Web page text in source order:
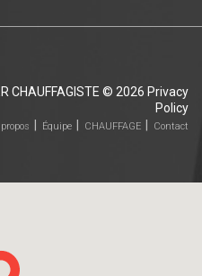
CHAUFFAGISTE © 2026 Privacy
Policy
Équipe CHAUFFAGE Contact